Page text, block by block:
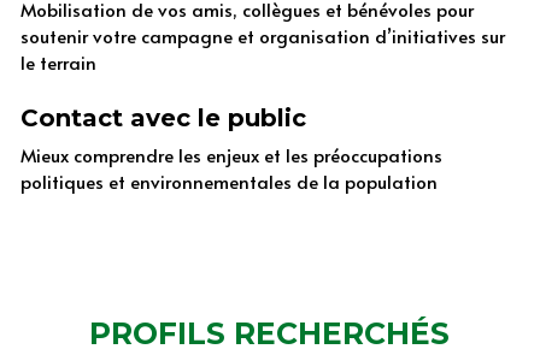
Mobilisation de vos amis, collègues et bénévoles pour
soutenir votre campagne et organisation d’initiatives sur
le terrain
Contact avec le public
Mieux comprendre les enjeux et les préoccupations
politiques et environnementales de la population
PROFILS RECHERCHÉS